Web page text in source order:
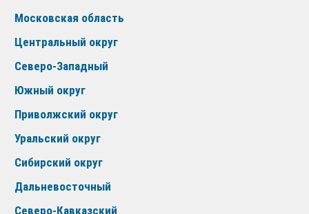
Московская область
Центральный округ
Северо-Западный
Южный округ
Приволжский округ
Уральский округ
Сибирский округ
Дальневосточный
Северо-Кавказский